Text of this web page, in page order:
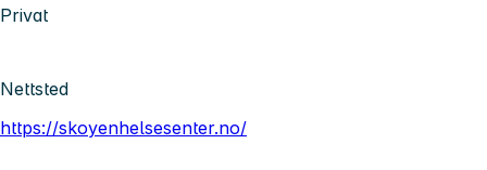
Privat
Nettsted
https://skoyenhelsesenter.no/